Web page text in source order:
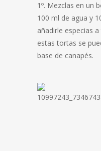
1º. Mezclas en un
100 ml de agua y
añadirle especias
estas tortas se
base de canapés.